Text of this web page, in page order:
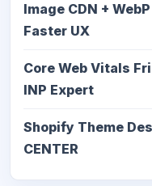
Image CDN +
Faster UX
Core Web Vitals
INP Expert
Shopify Theme
CENTER